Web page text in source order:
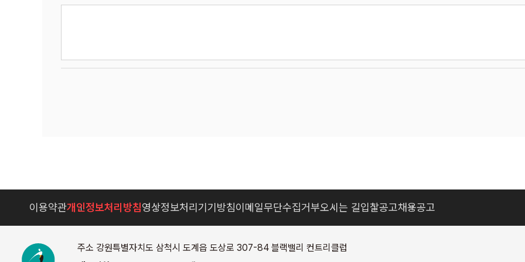
이용약관개인정보처리방침영상정보처리기기방침이메일무단수집거부오시는 길입찰공고채용공고
주소 강원특별자치도 삼척시 도계읍 도상로 307-84 블랙밸리 컨트리클럽